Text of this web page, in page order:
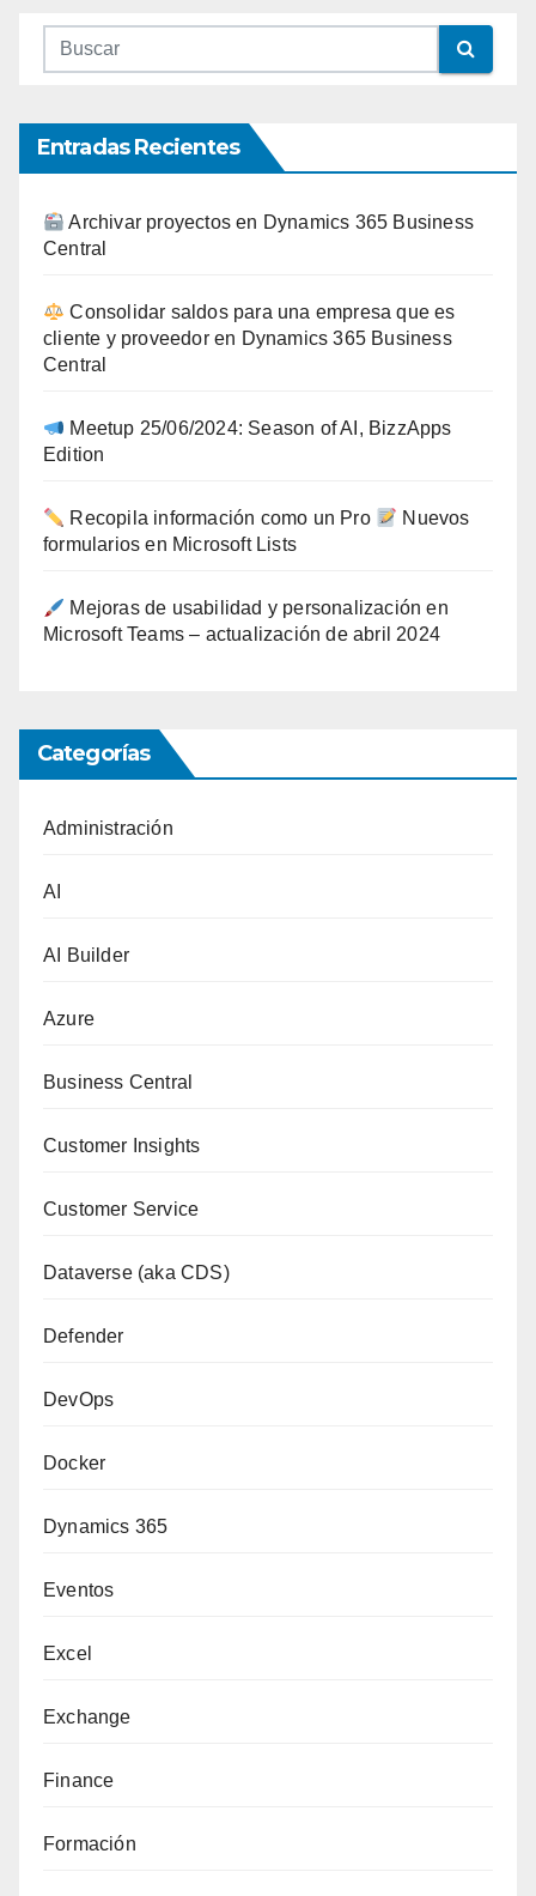
Entradas Recientes
Archivar proyectos en Dynamics 365 Business
Central
Consolidar saldos para una empresa que es
cliente y proveedor en Dynamics 365 Business
Central
Meetup 25/06/2024: Season of AI, BizzApps
Edition
Recopila información como un Pro
Nuevos
formularios en Microsoft Lists
Mejoras de usabilidad y personalización en
Microsoft Teams – actualización de abril 2024
Categorías
Administración
AI
AI Builder
Azure
Business Central
Customer Insights
Customer Service
Dataverse (aka CDS)
Defender
DevOps
Docker
Dynamics 365
Eventos
Excel
Exchange
Finance
Formación